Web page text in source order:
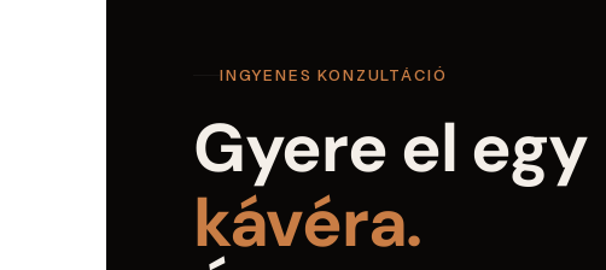
INGYENES KONZULTÁCIÓ
Gyere el egy
kávéra.